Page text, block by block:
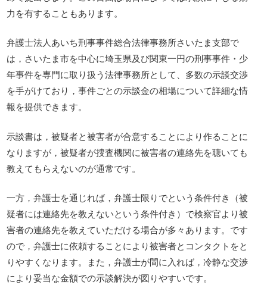
力を有することもあります。
弁護士法人あいち刑事事件総合法律事務所さいたま支部で
は，さいたま市を中心に埼玉県及び関東一円の刑事事件・少
年事件を専門に取り扱う法律事務所として、多数の示談交渉
を手がけており，事件ごとの示談金の相場について詳細な情
報を提供できます。
示談書は，被疑者と被害者が合意することにより作ることに
なりますが，被疑者が捜査機関に被害者の連絡先を聴いても
教えてもらえないのが通常です。
一方，弁護士を通じれば，弁護士限りでという条件付き（被
疑者には連絡先を教えないという条件付き）で検察官より被
害者の連絡先を教えていただける場合が多々あります。です
ので，弁護士に依頼することにより被害者とコンタクトをと
りやすくなります。また，弁護士が間に入れば，冷静な交渉
により妥当な金額での示談解決が図りやすいです。